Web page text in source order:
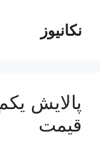
محتوانکانیوز
قیمت